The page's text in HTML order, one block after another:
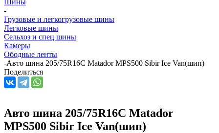
-
Грузовые и легкогрузовые шины
Легковые шины
Сельхоз и спец шины
Камеры
Ободные ленты
-Авто шина 205/75R16C Matador MPS500 Sibir Ice Van(шип)
Поделиться
Авто шина 205/75R16C Matador
MPS500 Sibir Ice Van(шип)